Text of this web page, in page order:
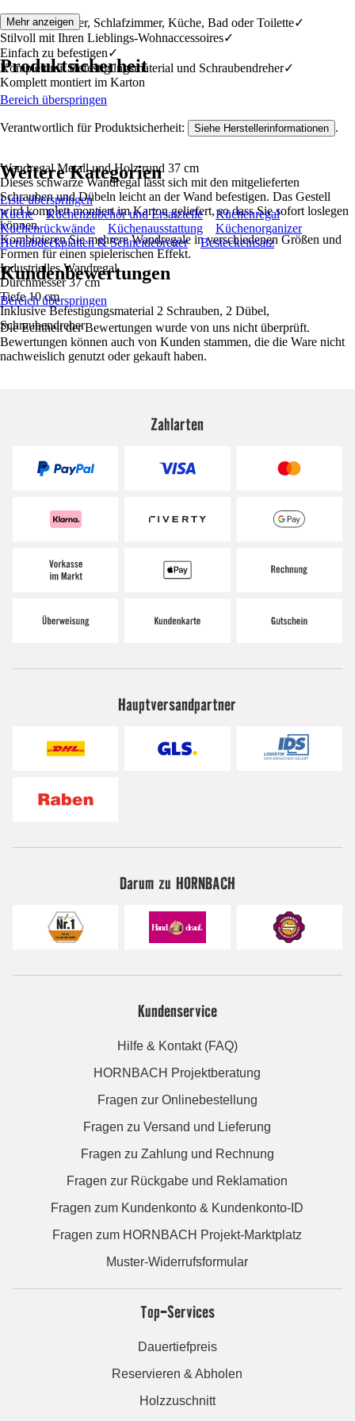
Für Wohnzimmer, Schlafzimmer, Küche, Bad oder Toilette✓
Stilvoll mit Ihren Lieblings-Wohnaccessoires✓
Einfach zu befestigen✓
Komplett mit Befestigungsmaterial und Schraubendreher✓
Komplett montiert im Karton
Wandregal Metall und Holz rund 37 cm
Dieses schwarze Wandregal lässt sich mit den mitgelieferten
Schrauben und Dübeln leicht an der Wand befestigen. Das Gestell
wird komplett montiert im Karton geliefert, so dass Sie sofort loslegen
können.
Kombinieren Sie mehrere Wandregale in verschiedenen Größen und
Formen für einen spielerischen Effekt.
Industrielles Wandregal
Durchmesser 37 cm
Tiefe 10 cm
Inklusive Befestigungsmaterial 2 Schrauben, 2 Dübel,
Schraubendreher
Mehr anzeigen
Produktsicherheit
Bereich überspringen
Verantwortlich für Produktsicherheit: Siehe Herstellerinformationen .
Weitere Kategorien
Liste überspringen
Küche
Küchenzubehör und Ersatzteile
Küchenregal
Küchenrückwände
Küchenausstattung
Küchenorganizer
Herdabdeckplatten & Schneidebretter
Besteckeinsatz
Kundenbewertungen
Bereich überspringen
Die Echtheit der Bewertungen wurde von uns nicht überprüft.
Bewertungen können auch von Kunden stammen, die die Ware nicht
nachweislich genutzt oder gekauft haben.
Zahlarten
Hauptversandpartner
Darum zu HORNBACH
Kundenservice
Hilfe & Kontakt (FAQ)
HORNBACH Projektberatung
Fragen zur Onlinebestellung
Fragen zu Versand und Lieferung
Fragen zu Zahlung und Rechnung
Fragen zur Rückgabe und Reklamation
Fragen zum Kundenkonto & Kundenkonto-ID
Fragen zum HORNBACH Projekt-Marktplatz
Muster-Widerrufsformular
Top-Services
Dauertiefpreis
Reservieren & Abholen
Holzzuschnitt